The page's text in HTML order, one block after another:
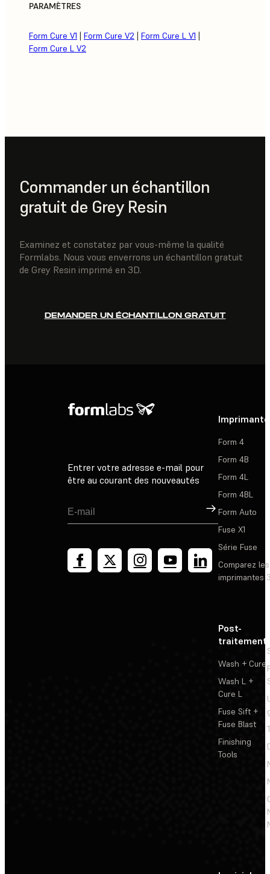
PARAMÈTRES
Form Cure V1 | Form Cure V2 | Form Cure L V1 |
Form Cure L V2
Commander un échantillon
gratuit de Grey Resin
Examinez et constatez par vous-même la qualité
Formlabs. Nous vous enverrons un échantillon gratuit
de Grey Resin imprimé en 3D.
DEMANDER UN ÉCHANTILLON GRATUIT
Entrer votre adresse e-mail pour
être au courant des nouveautés
Inscription
Form 4
Form 4B
Form 4L
Form 4BL
Form Auto
Fuse X1
Série Fuse
Comparez les
imprimantes
Post-
traitement
Wash + Cure
Wash L +
Cure L
Fuse Sift +
Fuse Blast
Finishing
Tools